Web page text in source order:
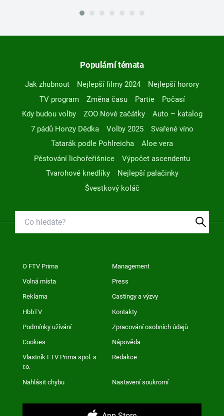
Populární témata
Jak zhubnout Nejlepší filmy 2024
Nejlepší horory
TV program
Změna času Partie
Počasí
Kdy budou volby
ZOO Nové začátky
Auto – katalog
7 pádů Honzy Dědka
Volby 2025
Svařené víno
Tatarák podle Pohlreicha
Aloe vera
Pěstování lichořeřišnice
Výpočet ascendentu
Tvarohové knedlíky
Nejlepší palačinky
Švestkový koláč
O FTV Prima Management
Volná místa Press
Reklama Castingy a výzvy
HbbTV Kontakty
Podmínky užívání Zpracování osobních údajů
Cookies Nápověda
Vlastník FTV Prima spol. s
r.o.
Redakce
Nahlásit chybu Nastavení soukromí